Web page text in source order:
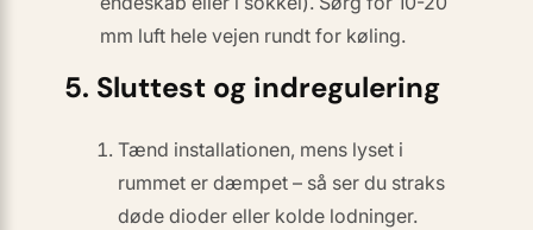
mm luft hele vejen rundt for køling.
5. Sluttest og indregulering
Tænd installationen, mens lyset i
rummet er dæmpet – så ser du straks
døde dioder eller kolde lodninger.